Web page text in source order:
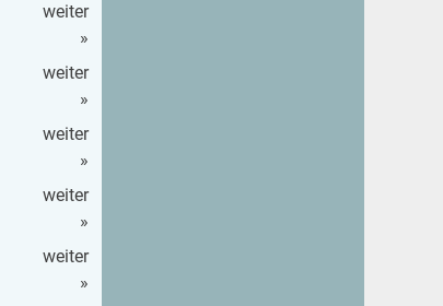
wei­ter
»
wei­ter
»
wei­ter
»
wei­ter
»
wei­ter
»